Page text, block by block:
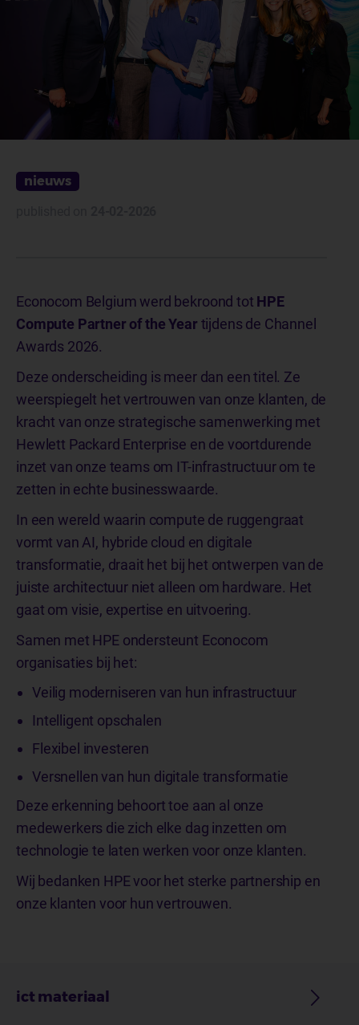
nieuws
Econocom Belgium werd bekroond tot HPE
Compute Partner of the Year tijdens de Channel
Awards 2026.
Deze onderscheiding is meer dan een titel. Ze
weerspiegelt het vertrouwen van onze klanten, de
kracht van onze strategische samenwerking met
Hewlett Packard Enterprise en de voortdurende
inzet van onze teams om IT-infrastructuur om te
zetten in echte businesswaarde.
In een wereld waarin compute de ruggengraat
vormt van AI, hybride cloud en digitale
transformatie, draait het bij het ontwerpen van de
juiste architectuur niet alleen om hardware. Het
gaat om visie, expertise en uitvoering.
Samen met HPE ondersteunt Econocom
organisaties bij het:
Veilig moderniseren van hun infrastructuur
Intelligent opschalen
Flexibel investeren
Versnellen van hun digitale transformatie
Deze erkenning behoort toe aan al onze
medewerkers die zich elke dag inzetten om
technologie te laten werken voor onze klanten.
Wij bedanken HPE voor het sterke partnership en
onze klanten voor hun vertrouwen.
ict materiaal